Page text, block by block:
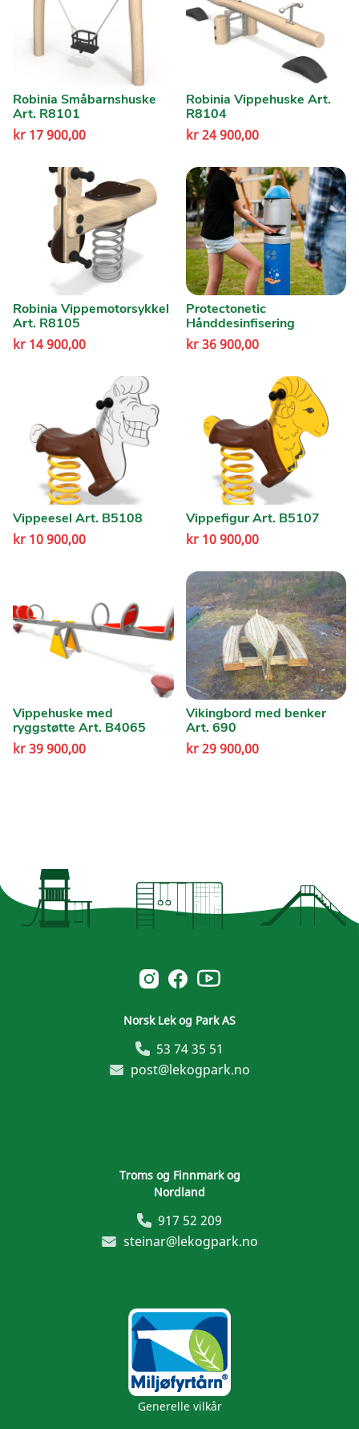
Robinia Småbarnshuske
Art. R8101
kr 17 900,00
Robinia Vippehuske Art.
R8104
kr24 900,00
Robinia Vippemotorsykkel
Art. R8105
kr 14 900,00
Protectonetic
Hånddesinfisering
kr36 900,00
Vippeesel Art. B5108
kr 10 900,00
Vippefigur Art. B5107
kr10 900,00
Vippehuske med
ryggstøtte Art. B4065
kr39 900,00
Vikingbord med benker
Art. 690
kr29 900,00
Norsk Leg & Park instagram
Norsk Leg & Park facebook
Norsk Leg & Park youtube
Norsk Lek og Park AS
53 74 35 51
post@lekogpark.no
Troms og Finnmark og
Nordland
917 52 209
steinar@lekogpark.no
Generelle vilkår